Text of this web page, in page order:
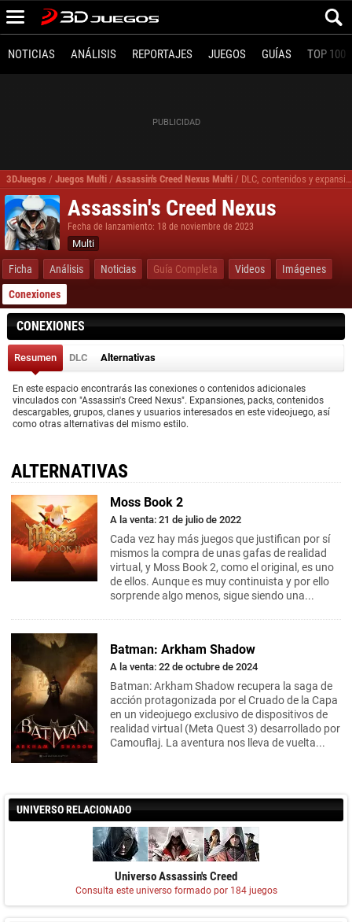
NOTICIAS ANÁLISIS REPORTAJES JUEGOS GUÍAS TOP 100
3DJuegos / Juegos Multi / Assassin's Creed Nexus Multi / DLC, contenidos y expansiones Assassin's Creed Nexus Multi
Assassin's Creed Nexus
Fecha de lanzamiento: 18 de noviembre de 2023
Multi
Ficha Análisis Noticias Guía Completa Videos
Imágenes
Conexiones
CONEXIONES
Resumen DLC Alternativas
En este espacio encontrarás las conexiones o contenidos adicionales
vinculados con "Assassin's Creed Nexus". Expansiones, packs, contenidos
descargables, grupos, clanes y usuarios interesados en este videojuego, así
como otras alternativas del mismo estilo.
ALTERNATIVAS
Moss Book 2
A la venta: 21 de julio de 2022
Cada vez hay más juegos que justifican por sí
mismos la compra de unas gafas de realidad
virtual, y Moss Book 2, como el original, es uno
de ellos. Aunque es muy continuista y por ello
sorprende algo menos, sigue siendo una...
Batman: Arkham Shadow
A la venta: 22 de octubre de 2024
Batman: Arkham Shadow recupera la saga de
acción protagonizada por el Cruado de la Capa
en un videojuego exclusivo de dispositivos de
realidad virtual (Meta Quest 3) desarrollado por
Camouflaj. La aventura nos lleva de vuelta...
UNIVERSO RELACIONADO
Universo Assassin's Creed
Consulta este universo formado por 184 juegos